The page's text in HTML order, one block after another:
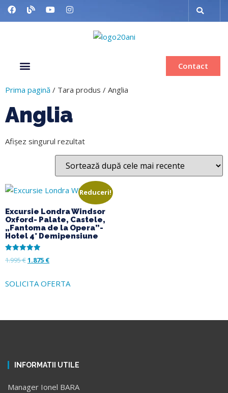
Contact
Prima pagină / Tara produs / Anglia
Anglia
Afișez singurul rezultat
Reduceri!
Excursie Londra Windsor
Oxford- Palate, Castele,
„Fantoma de la Opera”-
Hotel 4* Demipensiune
Evaluat la
5.00
1.995€1.875 €
SOLICITA OFERTA
INFORMATII UTILE
Manager Ionel BARA